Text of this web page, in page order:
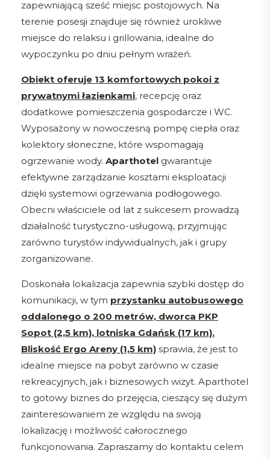
zapewniającą sześć miejsc postojowych. Na
terenie posesji znajduje się również urokliwe
miejsce do relaksu i grillowania, idealne do
wypoczynku po dniu pełnym wrażeń.
Obiekt oferuje 13 komfortowych pokoi z
prywatnymi łazienkami, recepcję oraz
dodatkowe pomieszczenia gospodarcze i WC.
Wyposażony w nowoczesną pompę ciepła oraz
kolektory słoneczne, które wspomagają
ogrzewanie wody. Aparthotel gwarantuje
efektywne zarządzanie kosztami eksploatacji
dzięki systemowi ogrzewania podłogowego.
Obecni właściciele od lat z sukcesem prowadzą
działalność turystyczno-usługową, przyjmując
zarówno turystów indywidualnych, jak i grupy
zorganizowane.
Doskonała lokalizacja zapewnia szybki dostęp do
komunikacji, w tym przystanku autobusowego
oddalonego o 200 metrów, dworca PKP
Sopot (2,5 km), lotniska Gdańsk (17 km).
Bliskość Ergo Areny (1,5 km) sprawia, że jest to
idealne miejsce na pobyt zarówno w czasie
rekreacyjnych, jak i biznesowych wizyt. Aparthotel
to gotowy biznes do przejęcia, cieszący się dużym
zainteresowaniem ze względu na swoją
lokalizację i możliwość całorocznego
funkcjonowania. Zapraszamy do kontaktu celem